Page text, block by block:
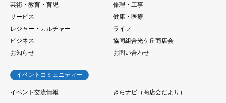
芸術・教育・育児
修理・工事
サービス
健康・医療
レジャー・カルチャー
ライフ
ビジネス
協同組合光ケ丘商店会
お知らせ
お問い合わせ
イベントコミュニティー
イベント交流情報 きらナビ（商店会だより）